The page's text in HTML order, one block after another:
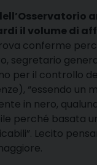
il volume di
conferme
segretario
per il controllo
“essendo un
in nero,
perché basata
Lecito